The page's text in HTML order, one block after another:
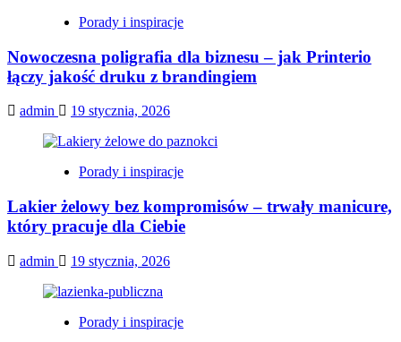
Porady i inspiracje
Nowoczesna poligrafia dla biznesu – jak Printerio
łączy jakość druku z brandingiem
admin 19 stycznia, 2026
Porady i inspiracje
Lakier żelowy bez kompromisów – trwały manicure,
który pracuje dla Ciebie
admin 19 stycznia, 2026
Porady i inspiracje